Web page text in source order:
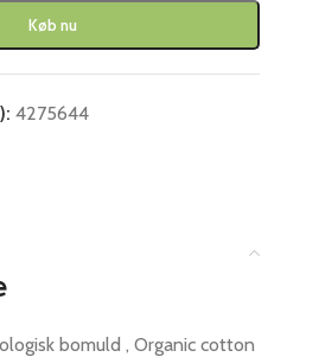
Køb nu
4275644
bomuld , Organic cotton